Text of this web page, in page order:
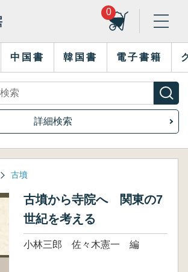
0
中国書 韓国書 電子書籍
詳細検索
古墳
古墳から寺院へ 関東の7
世紀を考える
小林三郎 佐々木憲一 編